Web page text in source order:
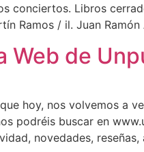
conciertos. Libros
Ramos / il. Juan
Web de
hoy, nos volvemos a
podréis buscar en
novedades,